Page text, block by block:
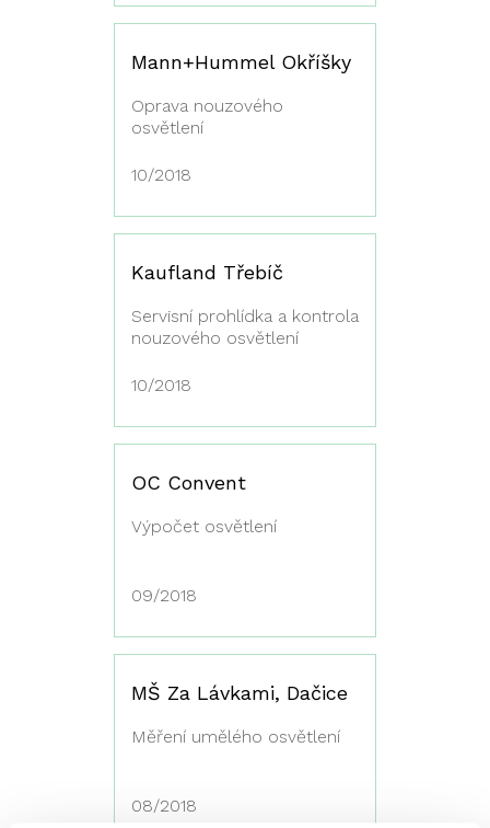
Mann+Hummel Okříšky
Oprava nouzového
osvětlení
10/2018
Kaufland Třebíč
Servisní prohlídka a kontrola
nouzového osvětlení
10/2018
OC Convent
Výpočet osvětlení
09/2018
MŠ Za Lávkami, Dačice
Měření umělého osvětlení
08/2018